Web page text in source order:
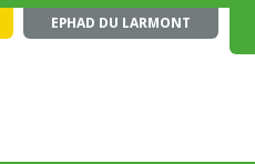
EPHAD DU LARMONT